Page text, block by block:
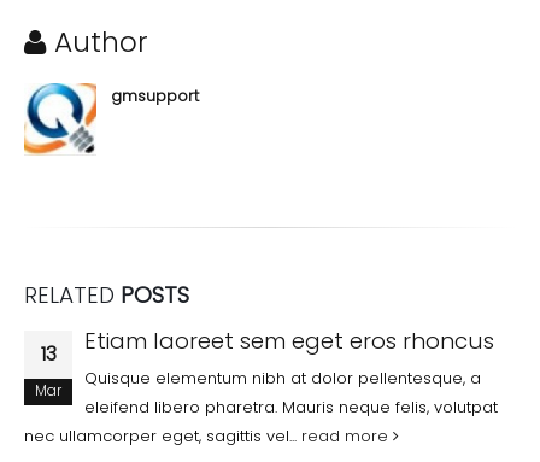
Author
gmsupport
RELATED POSTS
13
Mar
Etiam laoreet sem eget eros rhoncus
Quisque elementum nibh at dolor pellentesque, a
eleifend libero pharetra. Mauris neque felis, volutpat
nec ullamcorper eget, sagittis vel... read more